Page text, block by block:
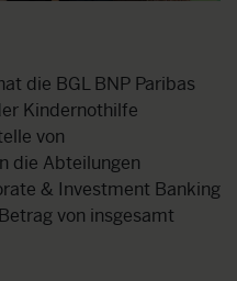
die BGL BNP Paribas
Kindernothilfe
von
die Abteilungen
& Investment Banking
von insgesamt